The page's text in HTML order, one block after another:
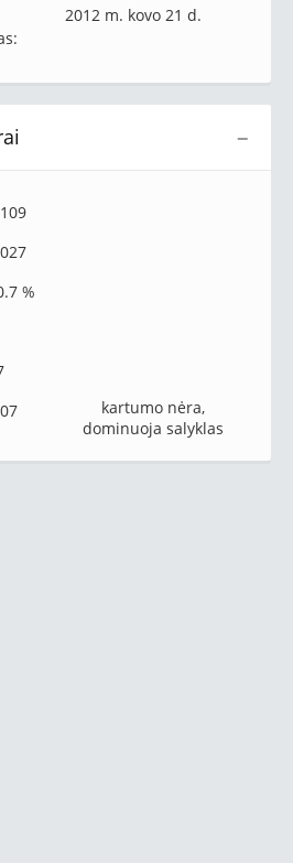
2012 m. kovo 21 d.
−
%
kartumo nėra,
dominuoja salyklas